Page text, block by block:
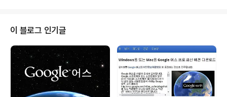
아닐 수 없습니다. 이미지 출처: www.bbnpov.com 그
릇이 있으니 물을 담을 수 있다는 말로 비유하면 인터넷은
그릇입니다. 세상의 모든 지식들을 하나의 디지털 논리구
조 속에 누구든 담아 놓을 수 있도록 만들었으니까요. 하지
만 그릇이 담을 수 있는 능력을 지녔다고 해서 그 속에 담긴
모든 것을 그..
이 블로그 인기글